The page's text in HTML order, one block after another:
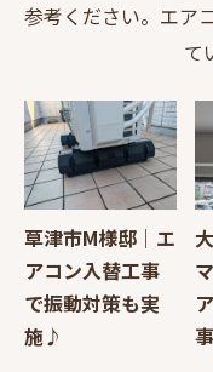
参考ください。エア
て
草津市M様邸｜エ
アコン入替工事
で振動対策も実
施♪
事